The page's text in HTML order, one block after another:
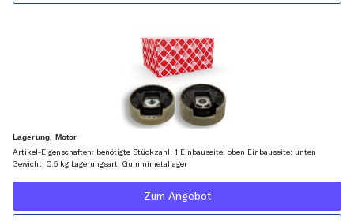
Lagerung, Motor
Artikel-Eigenschaften: benötigte Stückzahl: 1 Einbauseite: oben Einbauseite: unten
Gewicht: 0,5 kg Lagerungsart: Gummimetallager
Zum Angebot